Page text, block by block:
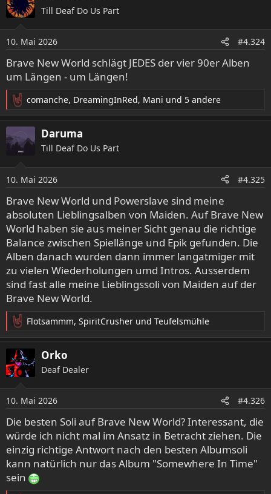
t
n
e
n
:
Till Deaf Do Us Part
10. Mai 2026 #4.324
Brave New World schlägt JEDES der vier 90er Alben
um Längen - um Längen!
R
e
a
k
t
n
e
n
:
comanche, DreamingInRed, Mani und 5 andere
Daruma
Till Deaf Do Us Part
10. Mai 2026 #4.325
Brave New World und Powerslave sind meine
absoluten Lieblingsalben von Maiden. Auf Brave New
World haben sie aus meiner Sicht genau die richtige
Balance zwischen Spiellänge und Epik gefunden. Die
Alben danach wurden dann immer langatmiger mit
zu vielen Wiederholungen umd Intros. Ausserdem
sind fast alle meine Lieblingssoli von Maiden auf der
Brave New World.
R
e
a
k
t
n
e
n
:
Flotsammm, SpiritCrusher und Teufelsmühle
Orko
Deaf Dealer
10. Mai 2026 #4.326
Die besten Soli auf Brave New World? Interessant, die
würde ich nicht mal im Ansatz in Betracht ziehen. Die
einzig richtige Antwort nach den besten Albumsoli
kann natürlich nur das Album "Somewhere In Time"
sein